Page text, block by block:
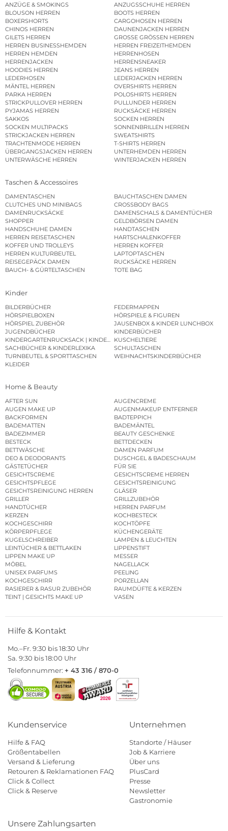
ANZÜGE & SMOKINGS
ANZUGSSCHUHE HERREN
BLOUSON HERREN
BOOTS HERREN
BOXERSHORTS
CARGOHOSEN HERREN
CHINOS HERREN
DAUNENJACKEN HERREN
GILETS HERREN
GROSSE GRÖSSEN HERREN
HERREN BUSINESSHEMDEN
HERREN FREIZEITHEMDEN
HERREN HEMDEN
HERRENHOSEN
HERRENJACKEN
HERRENSNEAKER
HOODIES HERREN
JEANS HERREN
LEDERHOSEN
LEDERJACKEN HERREN
MÄNTEL HERREN
OVERSHIRTS HERREN
PARKA HERREN
POLOSHIRTS HERREN
STRICKPULLOVER HERREN
PULLUNDER HERREN
PYJAMAS HERREN
RUCKSÄCKE HERREN
SAKKOS
SOCKEN HERREN
SOCKEN MULTIPACKS
SONNENBRILLEN HERREN
STRICKJACKEN HERREN
SWEATSHIRTS
TRACHTENMODE HERREN
T-SHIRTS HERREN
ÜBERGANGSJACKEN HERREN
UNTERHEMDEN HERREN
UNTERWÄSCHE HERREN
WINTERJACKEN HERREN
Taschen & Accessoires
DAMENTASCHEN
BAUCHTASCHEN DAMEN
CLUTCHES UND MINIBAGS
CROSSBODY BAGS
DAMENRUCKSÄCKE
DAMENSCHALS & DAMENTÜCHER
SHOPPER
GELDBÖRSEN DAMEN
HANDSCHUHE DAMEN
HANDTASCHEN
HERREN REISETASCHEN
HARTSCHALENKOFFER
KOFFER UND TROLLEYS
HERREN KOFFER
HERREN KULTURBEUTEL
LAPTOPTASCHEN
REISEGEPÄCK DAMEN
RUCKSÄCKE HERREN
BAUCH- & GÜRTELTASCHEN
TOTE BAG
Kinder
BILDERBÜCHER
FEDERMAPPEN
HÖRSPIELBOXEN
HÖRSPIELE & FIGUREN
HÖRSPIEL ZUBEHÖR
JAUSENBOX & KINDER LUNCHBOX
JUGENDBÜCHER
KINDERBÜCHER
KINDERGARTENRUCKSACK | KINDERGARTENBEUTEL
KUSCHELTIERE
SACHBÜCHER & KINDERLEXIKA
SCHULTASCHEN
TURNBEUTEL & SPORTTASCHEN
WEIHNACHTSKINDERBÜCHER
KLEIDER
Home & Beauty
AFTER SUN
AUGENCREME
AUGEN MAKE UP
AUGENMAKEUP ENTFERNER
BACKFORMEN
BADTEPPICH
BADEMATTEN
BADEMÄNTEL
BADEZIMMER
BEAUTY GESCHENKE
BESTECK
BETTDECKEN
BETTWÄSCHE
DAMEN PARFUM
DEO & DEODORANTS
DUSCHGEL & BADESCHAUM
GÄSTETÜCHER
FÜR SIE
GESICHTSCREME
GESICHTSCREME HERREN
GESICHTSPFLEGE
GESICHTSREINIGUNG
GESICHTSREINIGUNG HERREN
GLÄSER
GRILLER
GRILLZUBEHÖR
HANDTÜCHER
HERREN PARFUM
KERZEN
KOCHBESTECK
KOCHGESCHIRR
KOCHTÖPFE
KÖRPERPFLEGE
KÜCHENGERÄTE
KUGELSCHREIBER
LAMPEN & LEUCHTEN
LEINTÜCHER & BETTLAKEN
LIPPENSTIFT
LIPPEN MAKE UP
MESSER
MÖBEL
NAGELLACK
UNISEX PARFUMS
PEELING
KOCHGESCHIRR
PORZELLAN
RASIERER & RASUR ZUBEHÖR
RAUMDÜFTE & KERZEN
TEINT | GESICHTS MAKE UP
VASEN
Hilfe & Kontakt
Mo.–Fr. 9:30 bis 18:30 Uhr
Sa. 9:30 bis 18:00 Uhr
Telefonnummer: + 43 316 / 870-0
Kundenservice
Hilfe & FAQ
Größentabellen
Versand & Lieferung
Retouren & Reklamationen FAQ
Click & Collect
Click & Reserve
Unternehmen
Standorte / Häuser
Job & Karriere
Über uns
PlusCard
Presse
Newsletter
Gastronomie
Unsere Zahlungsarten